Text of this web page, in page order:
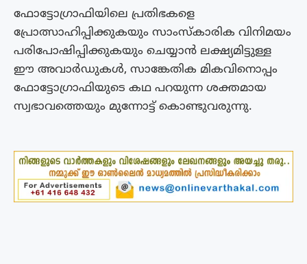
ഫോട്ടോഗ്രാഫിയിലെ പ്രതിഭകളെ
പ്രോത്സാഹിപ്പിക്കുകയും സാംസ്‌കാരിക വിനിമയം
പരിപോഷിപ്പിക്കുകയും ചെയ്യാൻ ലക്ഷ്യമിട്ടുള്ള
ഈ അവാർഡുകൾ, സാങ്കേതിക മികവിനൊപ്പം
ഫോട്ടോഗ്രാഫിയുടെ കഥ പറയുന്ന ശക്തമായ
സ്വഭാവത്തെയും മുന്നോട്ട് കൊണ്ടുവരുന്നു.